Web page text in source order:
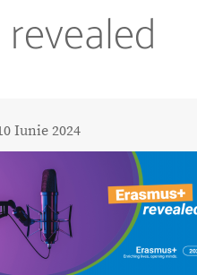
Iunie 2024